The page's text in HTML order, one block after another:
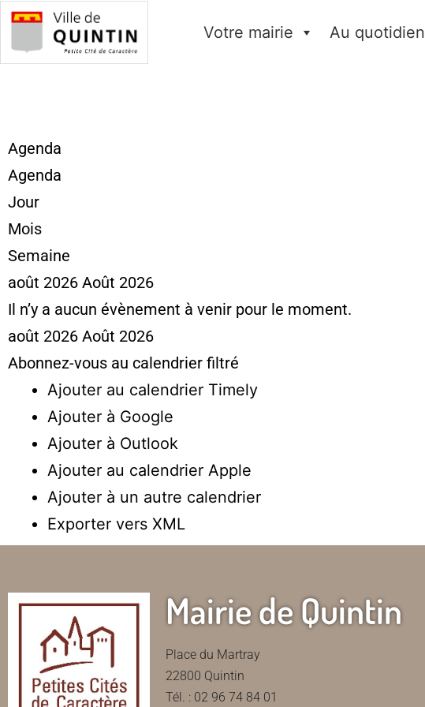
Votre mairie Au quotidien
Agenda
Agenda
Jour
Mois
Semaine
août 2026 Août 2026
Il n’y a aucun évènement à venir pour le moment.
août 2026 Août 2026
Abonnez-vous au calendrier filtré
Ajouter au calendrier Timely
Ajouter à Google
Ajouter à Outlook
Ajouter au calendrier Apple
Ajouter à un autre calendrier
Exporter vers XML
Mairie de Quintin
Place du Martray
22800 Quintin
Tél. : 02 96 74 84 01